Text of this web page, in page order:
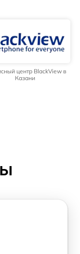
центр BlackView в
Казани